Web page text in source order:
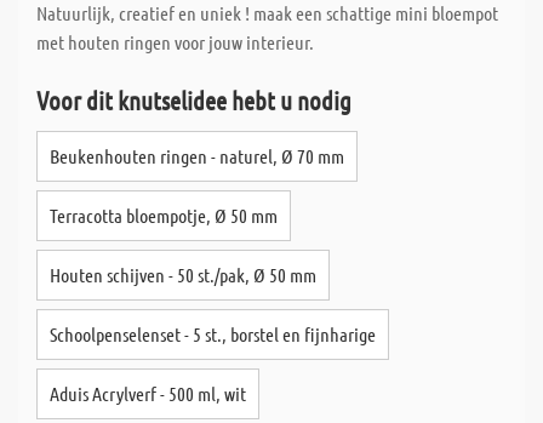
Natuurlijk, creatief en uniek ! maak een schattige mini bloempot
met houten ringen voor jouw interieur.
Voor dit knutselidee hebt u nodig
Beukenhouten ringen - naturel, Ø 70 mm
Terracotta bloempotje, Ø 50 mm
Houten schijven - 50 st./pak, Ø 50 mm
Schoolpenselenset - 5 st., borstel en fijnharige
Aduis Acrylverf - 500 ml, wit